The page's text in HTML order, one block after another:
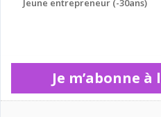
Jeune entrepreneur (-30ans)
Je m’abonne